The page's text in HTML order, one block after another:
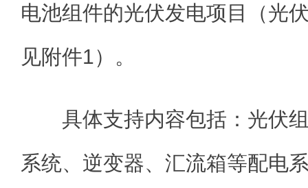
电池组件的光伏发电项目（光
见附件1）。
具体支持内容包括：光伏
系统、逆变器、汇流箱等配电